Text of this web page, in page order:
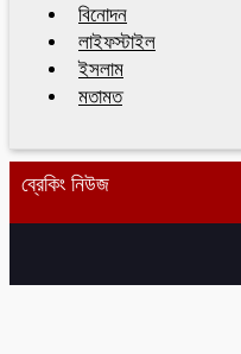
বিনোদন
লাইফস্টাইল
ইসলাম
মতামত
ব্রেকিং নিউজ